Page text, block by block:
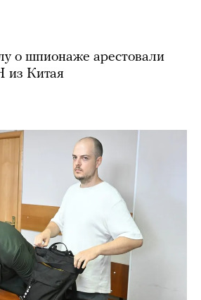
о шпионаже арестовали
из Китая